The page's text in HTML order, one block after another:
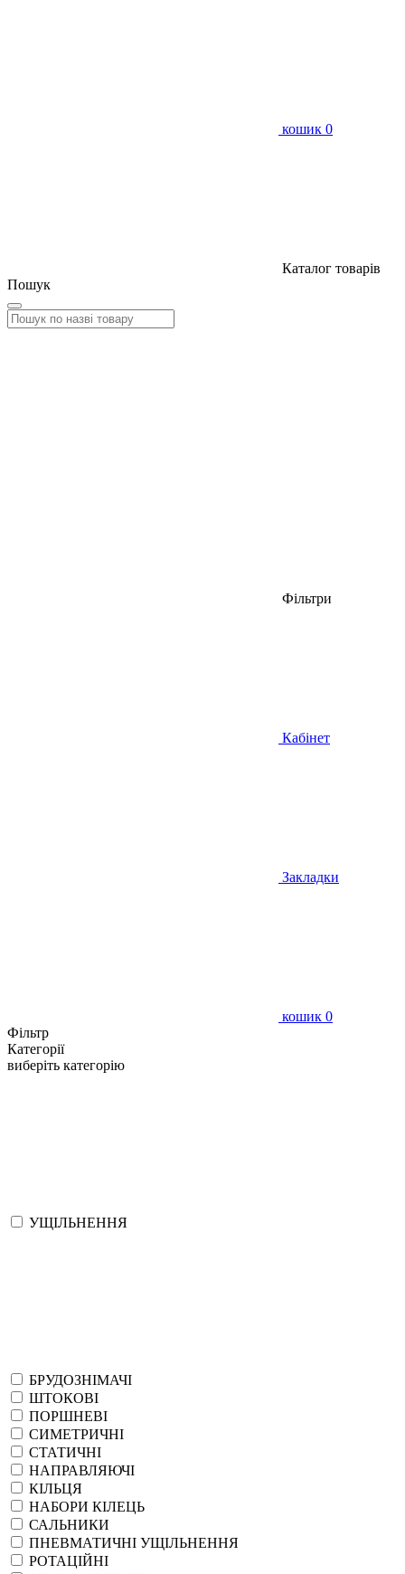
кошик 0
Каталог товарів
Пошук
Фільтри
Кабінет
Закладки
кошик 0
Фільтр
Категорії
виберіть категорію
УЩІЛЬНЕННЯ
БРУДОЗНІМАЧІ
ШТОКОВІ
ПОРШНЕВІ
СИМЕТРИЧНІ
СТАТИЧНІ
НАПРАВЛЯЮЧІ
КІЛЬЦЯ
НАБОРИ КІЛЕЦЬ
САЛЬНИКИ
ПНЕВМАТИЧНІ УЩІЛЬНЕННЯ
РОТАЦІЙНІ